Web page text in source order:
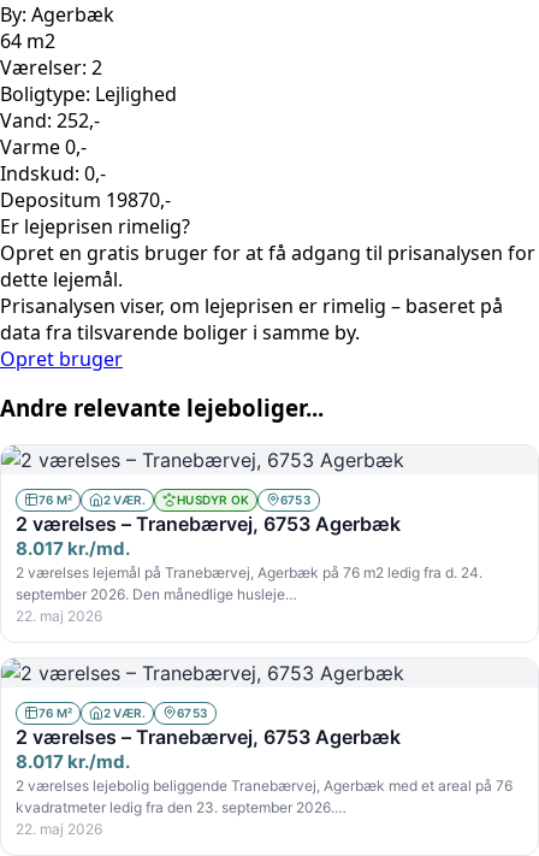
By: Agerbæk
64 m2
Værelser: 2
Boligtype: Lejlighed
Vand: 252,-
Varme 0,-
Indskud: 0,-
Depositum 19870,-
Er lejeprisen rimelig?
Opret en gratis bruger for at få adgang til prisanalysen for
dette lejemål.
Prisanalysen viser, om lejeprisen er rimelig – baseret på
data fra tilsvarende boliger i samme by.
Opret bruger
Andre relevante lejeboliger...
76 M² 2 VÆR. HUSDYR OK 6753
2 værelses – Tranebærvej, 6753 Agerbæk
8.017 kr./md.
2 værelses lejemål på Tranebærvej, Agerbæk på 76 m2 ledig fra d. 24.
september 2026. Den månedlige husleje…
22. maj 2026
76 M² 2 VÆR. 6753
2 værelses – Tranebærvej, 6753 Agerbæk
8.017 kr./md.
2 værelses lejebolig beliggende Tranebærvej, Agerbæk med et areal på 76
kvadratmeter ledig fra den 23. september 2026.…
22. maj 2026